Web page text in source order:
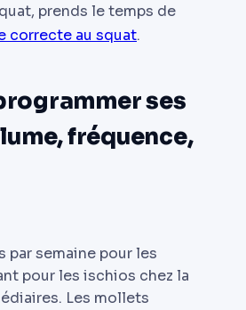
prends le temps de
correcte au squat.
ses
fréquence,
par semaine pour les
pour les ischios chez la
Les mollets